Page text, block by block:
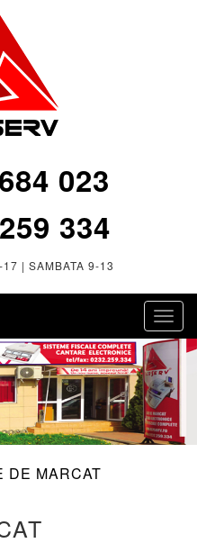
023
334
| SAMBATA 9-13
DE MARCAT